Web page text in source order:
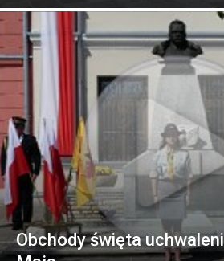
Obchody święta